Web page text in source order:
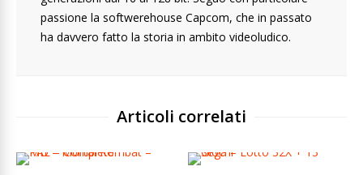
passione la softwerehouse Capcom, che in passato
ha davvero fatto la storia in ambito videoludico.
Articoli correlati